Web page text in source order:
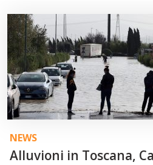
NEWS
Alluvioni in Toscana,